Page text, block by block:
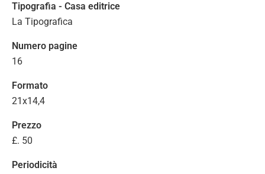
Tipografia - Casa editrice
La Tipografica
Numero pagine
16
Formato
21x14,4
Prezzo
£. 50
Periodicità